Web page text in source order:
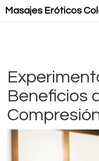
Masajes Eróticos
Beneficios